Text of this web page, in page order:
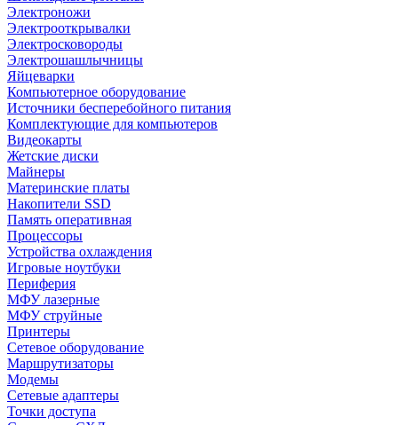
Электроножи
Электрооткрывалки
Электросковороды
Электрошашлычницы
Яйцеварки
Компьютерное оборудование
Источники бесперебойного питания
Комплектующие для компьютеров
Видеокарты
Жетские диски
Майнеры
Материнские платы
Накопители SSD
Память оперативная
Процессоры
Устройства охлаждения
Игровые ноутбуки
Периферия
МФУ лазерные
МФУ струйные
Принтеры
Сетевое оборудование
Маршрутизаторы
Модемы
Сетевые адаптеры
Точки доступа